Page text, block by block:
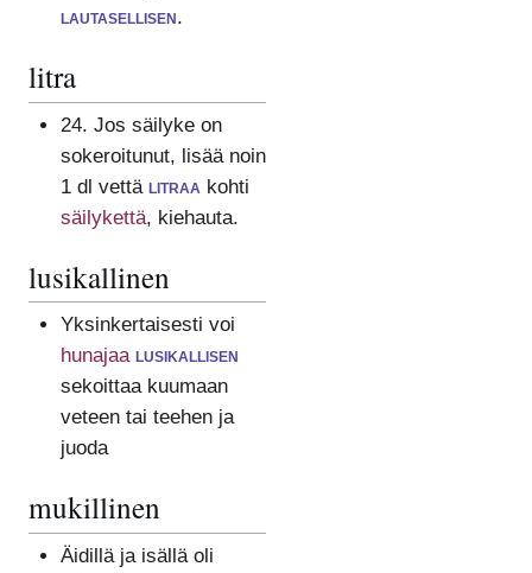
lautasellisen.
litra
24. Jos säilyke on
sokeroitunut, lisää noin
1 dl vettä litraakohti
säilykettä, kiehauta.
lusikallinen
Yksinkertaisesti voi
hunajaa lusikallisen
sekoittaa kuumaan
veteen tai teehen ja
juoda
mukillinen
Äidillä ja isällä oli